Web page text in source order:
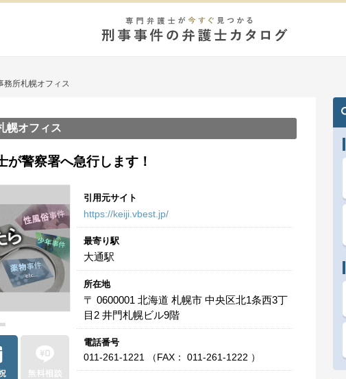
所札幌オフィス
幌オフィス
が警察署へ急行します！
引用元サイト
https://keiji.vbest.jp/
最寄り駅
大通駅
所在地
〒 0600001 北海道 札幌市 中央区北1条西3丁
目2 井門札幌ビル9階
電話番号
011-261-1221 （FAX： 011-261-1222 ）